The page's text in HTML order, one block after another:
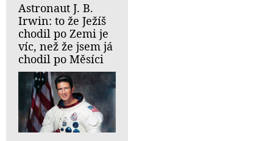
Astronaut J. B.
Irwin: to že Ježíš
chodil po Zemi je
víc, než že jsem já
chodil po Měsíci